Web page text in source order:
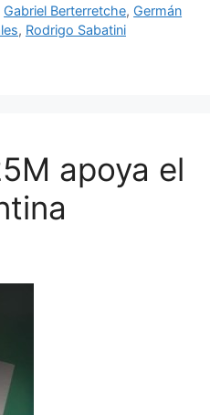
Gabriel Berterretche, Germán
, Rodrigo Sabatini
apoya el